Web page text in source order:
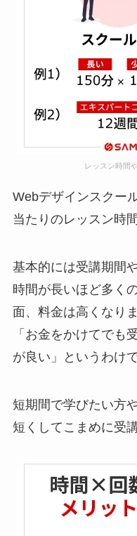
レッスン時間
Webデザインスクー
当たりのレッスン時
基本的には受講期間
時間が長いほど多く
面、料金は高くなり
「お金をかけてでも
が良い」というわけ
短期間で学びたい方
短くしてこまめに受